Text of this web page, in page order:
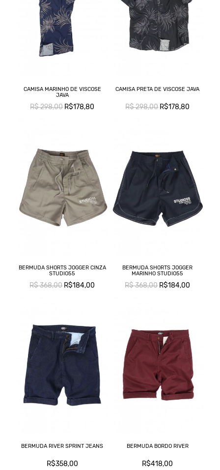
CAMISA MARINHO DE VISCOSE
JAVA
R$ 298,00R$178,80
CAMISA PRETA DE VISCOSE JAVA
R$ 298,00R$178,80
BERMUDA SHORTS JOGGER CINZA
STUDIO55
R$ 368,00R$184,00
BERMUDA SHORTS JOGGER
MARINHO STUDIO55
R$ 368,00R$184,00
BERMUDA RIVER SPRINT JEANS
R$358,00
BERMUDA BORDO RIVER
R$418,00